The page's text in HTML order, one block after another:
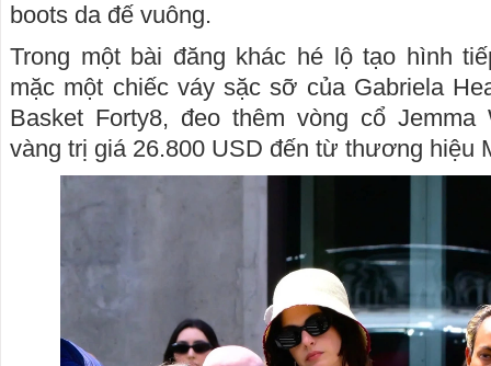
boots da đế vuông.
Trong một bài đăng khác hé lộ tạo hình
mặc một chiếc váy sặc sỡ của Gabriela
Basket Forty8, đeo thêm vòng cổ Jemma
vàng trị giá 26.800 USD đến từ thương hiệu